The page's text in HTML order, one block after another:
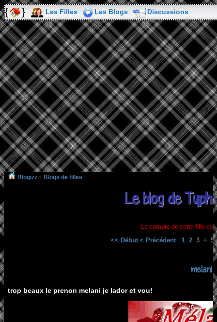
Les Filles Les Blogs Discussions
Blogizz » Blogs de filles
Le blog de
Le compte de cette fille est
<< Début < Précédent 1 2 34 5
melani
trop beaux le prenon melani je lador et vou!